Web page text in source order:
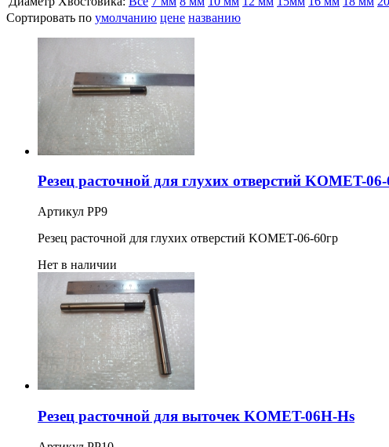
Сортировать по умолчанию цене названию
Резец расточной для глухих отверстий KOMET-06-
Артикул РР9
Резец расточной для глухих отверстий KOMET-06-60гр
Нет в наличии
Резец расточной для выточек KOMET-06H-Hs